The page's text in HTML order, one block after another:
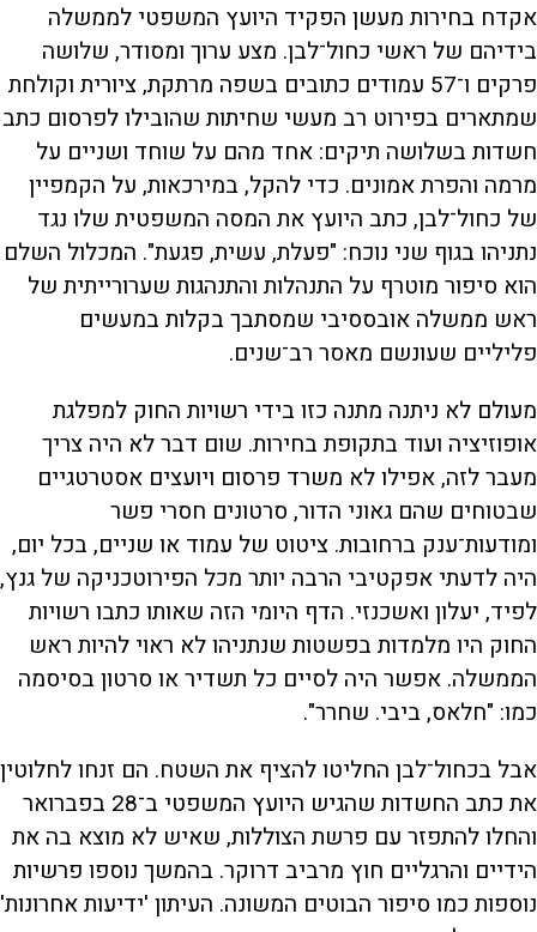
אקדח בחירות מעשן הפקיד היועץ המשפטי לממשלה
בידיהם של ראשי כחול־לבן. מצע ערוך ומסודר, שלושה
פרקים ו־57 עמודים כתובים בשפה מרתקת, ציורית וקולחת
שמתארים בפירוט רב מעשי שחיתות שהובילו לפרסום כתב
חשדות בשלושה תיקים: אחד מהם על שוחד ושניים על
מרמה והפרת אמונים. כדי להקל, במירכאות, על הקמפיין
של כחול־לבן, כתב היועץ את המסה המשפטית שלו נגד
נתניהו בגוף שני נוכח: "פעלת, עשית, פגעת". המכלול השלם
הוא סיפור מוטרף על התנהלות והתנהגות שערורייתית של
ראש ממשלה אובססיבי שמסתבך בקלות במעשים
פליליים שעונשם מאסר רב־שנים.
מעולם לא ניתנה מתנה כזו בידי רשויות החוק למפלגת
אופוזיציה ועוד בתקופת בחירות. שום דבר לא היה צריך
מעבר לזה, אפילו לא משרד פרסום ויועצים אסטרטגיים
שבטוחים שהם גאוני הדור, סרטונים חסרי פשר
ומודעות־ענק ברחובות. ציטוט של עמוד או שניים, בכל יום,
היה לדעתי אפקטיבי הרבה יותר מכל הפירוטכניקה של גנץ,
לפיד, יעלון ואשכנזי. הדף היומי הזה שאותו כתבו רשויות
החוק היו מלמדות בפשטות שנתניהו לא ראוי להיות ראש
הממשלה. אפשר היה לסיים כל תשדיר או סרטון בסיסמה
כמו: "חלאס, ביבי. שחרר".
אבל בכחול־לבן החליטו להציף את השטח. הם זנחו לחלוטין
את כתב החשדות שהגיש היועץ המשפטי ב־28 בפברואר
והחלו להתפזר עם פרשת הצוללות, שאיש לא מוצא בה את
הידיים והרגליים חוץ מרביב דרוקר. בהמשך נוספו פרשיות
נוספות כמו סיפור הבוטים המשונה. העיתון 'ידיעות אחרונות'